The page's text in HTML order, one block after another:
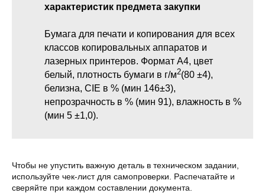
характеристик предмета закупки
Бумага для печати и копирования для всех
классов копировальных аппаратов и
лазерных принтеров. Формат А4, цвет
белый, плотность бумаги в г/м2(80 ±4),
белизна, CIE в % (мин 146±3),
непрозрачность в % (мин 91), влажность в %
(мин 5 ±1,0).
Чтобы не упустить важную деталь в техническом задании,
используйте чек-лист для самопроверки. Распечатайте и
сверяйте при каждом составлении документа.